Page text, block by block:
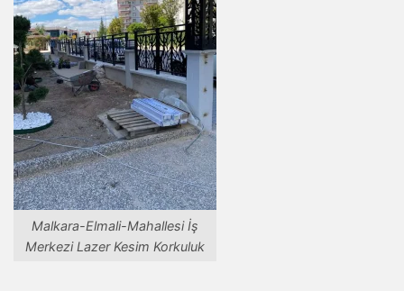
Malkara-Elmali-Mahallesi İş
Merkezi Lazer Kesim Korkuluk